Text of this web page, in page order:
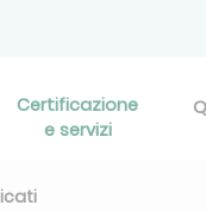
Certificazione
e servizi